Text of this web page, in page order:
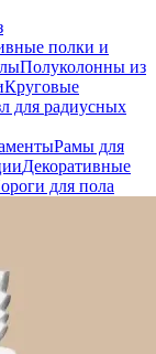
полки и
Полуколонны из
Круговые
для радиусных
Рамы для
Декоративные
для пола